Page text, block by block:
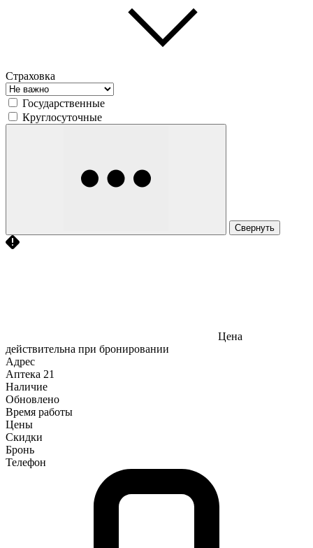
Страховка
Государственные
Круглосуточные
Свернуть
Цена
действительна при бронировании
Адрес
Аптека 21
Наличие
Обновлено
Время работы
Цены
Скидки
Бронь
Телефон